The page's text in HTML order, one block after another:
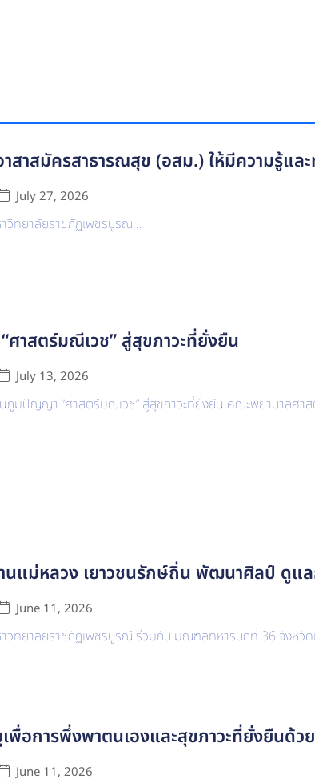
าสมัครสาธารณสุข (อสม.) ให้มีความรู้แล
July 27, 2026
ทยาลัยราชภัฏเพชรบูรณ์...
าสตร์มณีเวช” สู่สุขภาวะที่ยั่งยืน
July 13, 2026
ภูมิปัญญา “ศาสตร์มณีเวช” สู่สุขภาวะที่ยั่งยืน คณะพยาบาลศาส
แม่หลวง เยาวชนรักษ์ถิ่น พัฒนาศิลป์ ดูแล
June 11, 2026
วิทยาลัยราชภัฏเพชรบูรณ์ ร่วมกับ มณฑลทหารบกที่ 36 จังหวั
เพื่อการพึ่งพาตนเองและสุขภาวะที่ยั่งยืนด้
June 11, 2026